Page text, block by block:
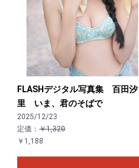
FLASHデジタル写真集 百田汐
里 いま、君のそばで
2025/12/23
定価：￥1,320
￥1,188